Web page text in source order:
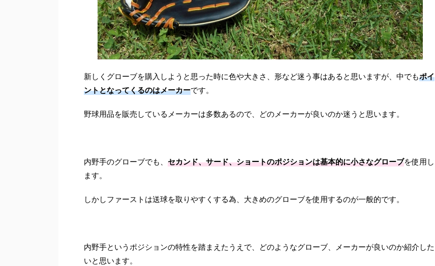
新しくグローブを購入しようと思った時に色や大きさ、形など迷う事はあると思いますが、中でもポイ
ントとなってくるのはメーカーです。
野球用品を販売しているメーカーは多数あるので、どのメーカーが良いのか迷うと思います。
内野手のグローブでも、 セカンド、サード、ショートのポジションは基本的に小さなグローブを使用し
ます。
しかしファーストは送球を取りやすくする為、大きめのグローブを使用するのが一般的です。
内野手というポジションの特性を踏まえたうえで、どのようなグローブ、メーカーが良いのか紹介した
いと思います。